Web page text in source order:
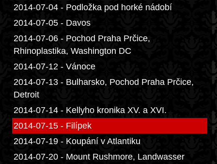
2014-07-04 - Podložka pod horké nádobí
2014-07-05 - Davos
2014-07-06 - Pochod Praha Prčice,
Rhinoplastika, Washington DC
2014-07-12 - Vánoce
2014-07-13 - Bulharsko, Pochod Praha Prčice,
Detroit
2014-07-14 - Kellyho kronika XV. a XVI.
2014-07-15 - Filípek
2014-07-19 - Koupání v Atlantiku
2014-07-20 - Mount Rushmore, Landwasser